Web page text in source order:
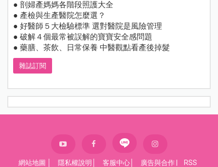
● 剖婦產媽媽各階段照護大全
● 產檢與生產醫院怎麼選？
● 好醫師５大檢驗標準 選對醫院是風險管理
● 破解４個最常被誤解的寶寶安全感問題
● 藥膳、茶飲、日常保養 中醫觀點看產後掉髮
雜誌訂閱
網站地圖 隱私權說明 客服中心 廣告與合作 RSS